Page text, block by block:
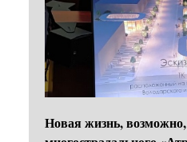
Новая жизнь, возможно,